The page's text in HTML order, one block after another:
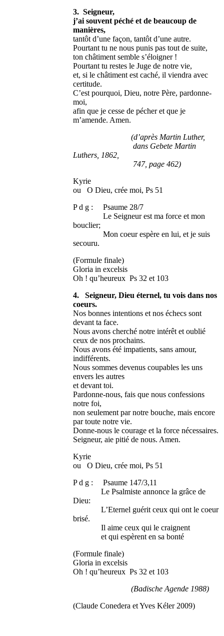
3. Seigneur,
j’ai souvent péché et de beaucoup de
manières,
tantôt d’une façon, tantôt d’une autre.
Pourtant tu ne nous punis pas tout de suite,
ton châtiment semble s’éloigner !
Pourtant tu restes le Juge de notre vie,
et, si le châtiment est caché, il viendra avec
certitude.
C’est pourquoi, Dieu, notre Père, pardonne-
moi,
afin que je cesse de pécher et que je
m’amende. Amen.
(d’après Martin Luther,
dans Gebete Martin
Luthers, 1862,
747, page 462)
Kyrie
ou O Dieu, crée moi, Ps 51
P d g : Psaume 28/7
Le Seigneur est ma force et mon
bouclier;
Mon coeur espère en lui, et je suis
secouru.
(Formule finale)
Gloria in excelsis
Oh ! qu’heureux Ps 32 et 103
4. Seigneur, Dieu éternel, tu vois dans nos
coeurs.
Nos bonnes intentions et nos échecs sont
devant ta face.
Nous avons cherché notre intérêt et oublié
ceux de nos prochains.
Nous avons été impatients, sans amour,
indifférents.
Nous sommes devenus coupables les uns
envers les autres
et devant toi.
Pardonne-nous, fais que nous confessions
notre foi,
non seulement par notre bouche, mais encore
par toute notre vie.
Donne-nous le courage et la force nécessaires.
Seigneur, aie pitié de nous. Amen.
Kyrie
ou O Dieu, crée moi, Ps 51
P d g : Psaume 147/3,11
Le Psalmiste annonce la grâce de
Dieu:
L’Eternel guérit ceux qui ont le coeur
brisé.
Il aime ceux qui le craignent
et qui espèrent en sa bonté
(Formule finale)
Gloria in excelsis
Oh ! qu’heureux Ps 32 et 103
(Badische Agende 1988)
(Claude Conedera et Yves Kéler 2009)